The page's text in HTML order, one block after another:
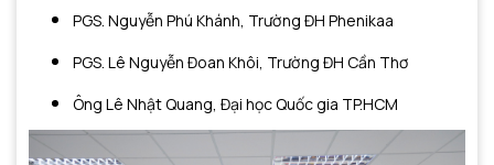
PGS. Nguyễn Phú Khánh, Trường ĐH Phenikaa
PGS. Lê Nguyễn Đoan Khôi, Trường ĐH Cần Thơ
Ông Lê Nhật Quang, Đại học Quốc gia TP.HCM